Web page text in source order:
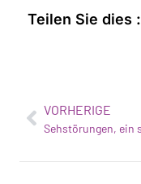
Teilen Sie dies :
VORHERIGE